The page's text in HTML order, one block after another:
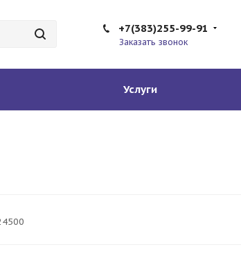
+7(383)255-99-91
Заказать звонок
Услуги